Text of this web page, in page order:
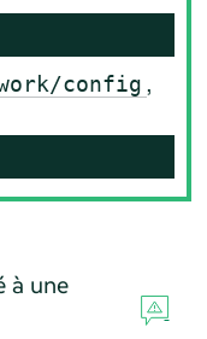
config ,
à une